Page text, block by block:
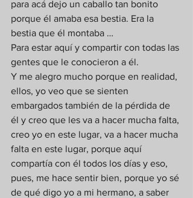
para acá dejo un caballo tan bonito
porque él amaba esa bestia. Era la
bestia que él montaba …
Para estar aquí y compartir con todas las
gentes que le conocieron a él.
Y me alegro mucho porque en realidad,
ellos, yo veo que se sienten
embargados también de la pérdida de
él y creo que les va a hacer mucha falta,
creo yo en este lugar, va a hacer mucha
falta en este lugar, porque aquí
compartía con él todos los días y eso,
pues, me hace sentir bien, porque yo sé
de qué digo yo a mi hermano, a saber